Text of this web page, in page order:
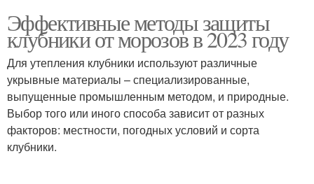
Эффективные методы защиты
клубники от морозов в 2023 году
Для утепления клубники используют различные
укрывные материалы – специализированные,
выпущенные промышленным методом, и природные.
Выбор того или иного способа зависит от разных
факторов: местности, погодных условий и сорта
клубники.